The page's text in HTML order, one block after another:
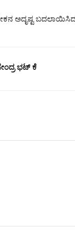
ಅದೃಷ್ಟ
ಭಟ್ ಕೆ